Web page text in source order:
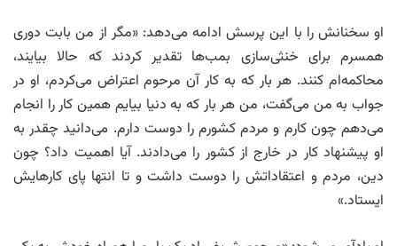
او سخنانش را با این پرسش ادامه می‌دهد: «مگر از من بابت دوری
همسرم برای خنثی‌سازی بمب‌ها تقدیر کردند که حالا بیایند،
محاکمه‌ام کنند. هر بار که به کار آن مرحوم اعتراض می‌کردم، او در
جواب به من می‌گفت، من هر بار که به دنیا بیایم همین کار را انجام
می‌دهم چون کارم و مردم کشورم را دوست دارم. می‌دانید چقدر به
او پیشنهاد کار در خارج از کشور را می‌دادند. آیا اهمیت داد؟ چون
دین، مردم و اعتقاداتش را دوست داشت و تا انتها پای کارهایش
ایستاد.»